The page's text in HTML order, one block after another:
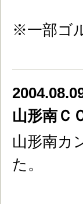
※一部ゴ
山形南Ｃ
山形南カ
た。